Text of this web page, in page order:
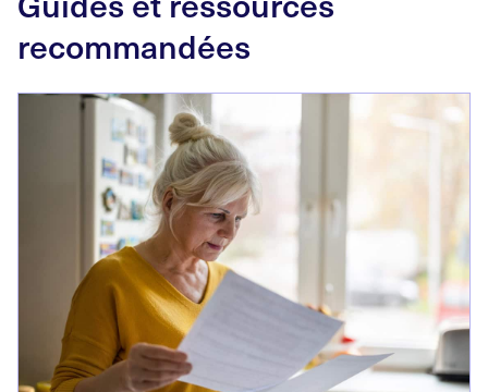
recommandées